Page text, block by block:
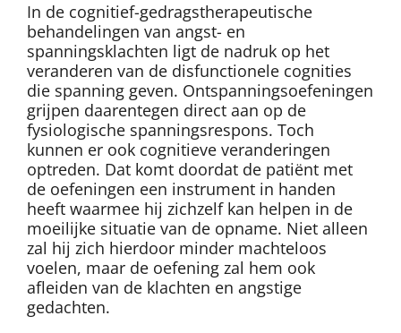
In de cognitief-gedragstherapeutische
behandelingen van angst- en
spanningsklachten ligt de nadruk op het
veranderen van de disfunctionele cognities
die spanning geven. Ontspanningsoefeningen
grijpen daarentegen direct aan op de
fysiologische spanningsrespons. Toch
kunnen er ook cognitieve veranderingen
optreden. Dat komt doordat de patiënt met
de oefeningen een instrument in handen
heeft waarmee hij zichzelf kan helpen in de
moeilijke situatie van de opname. Niet alleen
zal hij zich hierdoor minder machteloos
voelen, maar de oefening zal hem ook
afleiden van de klachten en angstige
gedachten.